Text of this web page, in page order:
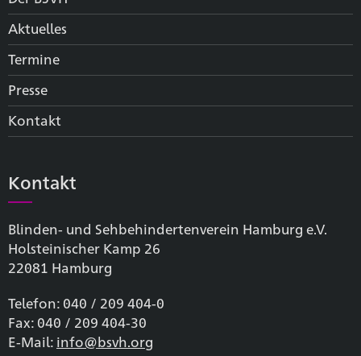
Aktuelles
Termine
Presse
Kontakt
Kontakt
Blinden- und Sehbehinderten­verein Hamburg e.V.
Holsteinischer Kamp 26
22081 Hamburg
Telefon: 040 / 209 404-0
Fax: 040 / 209 404-30
E-Mail: info@bsvh.org